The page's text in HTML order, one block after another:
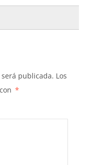
publicada. Los
*